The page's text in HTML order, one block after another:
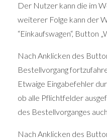
Der Nutzer kann die im
weiterer Folge kann der
“Einkaufswagen“, Button
Nach Anklicken des
Bestellvorgang
Etwaige Eingabefehler
ob alle Pflichtfelder
des Bestellvorganges
Nach Anklicken des